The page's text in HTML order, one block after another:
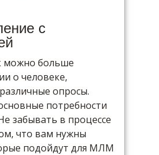
с
можно больше
о человеке,
опросы.
потребности
забывать в процессе
что вам нужны
подойдут для МЛМ